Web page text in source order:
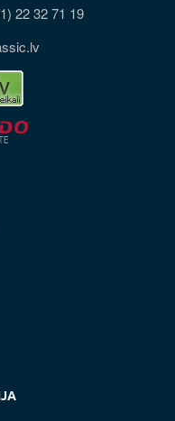
22 32 71 19